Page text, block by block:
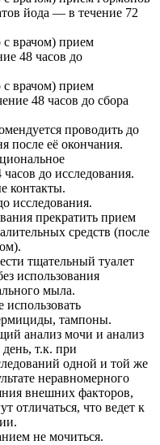
йода — в течение 72
врачом) прием
48 часов до
врачом) прием
48 часов до сбора
проводить до
после её окончания.
до исследования.
контакты.
исследования.
прекратить прием
средств (после
тщательный туалет
использования
мыла.
использовать
тампоны.
анализ мочи и анализ
т.к. при
одной и той же
неравномерного
внешних факторов,
отличаться, что ведет к
не мочиться.